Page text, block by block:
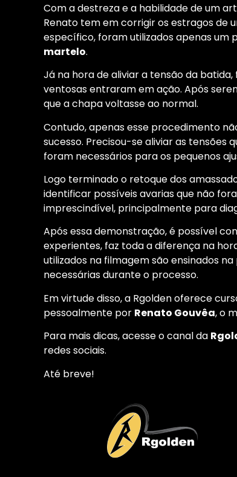
Com a destreza e a habilidade de um
Renato tem em corrigir os estragos de
específico, foram utilizados apenas um
martelo.
Já na hora de aliviar a tensão da
ventosas entraram em ação. Após
que a chapa voltasse ao normal.
Contudo, apenas esse procedimento
sucesso. Precisou-se aliviar as tensões
foram necessários para os pequenos
Logo terminado o retoque dos
identificar possíveis avarias que não
imprescindível, principalmente para
Após essa demonstração, é possível
experientes, faz toda a diferença na
utilizados na filmagem são ensinados
necessárias durante o processo.
Em virtude disso, a Rgolden oferece
pessoalmente por Renato Gouvêa, o
Para mais dicas, acesse o canal da
redes sociais.
Até breve!